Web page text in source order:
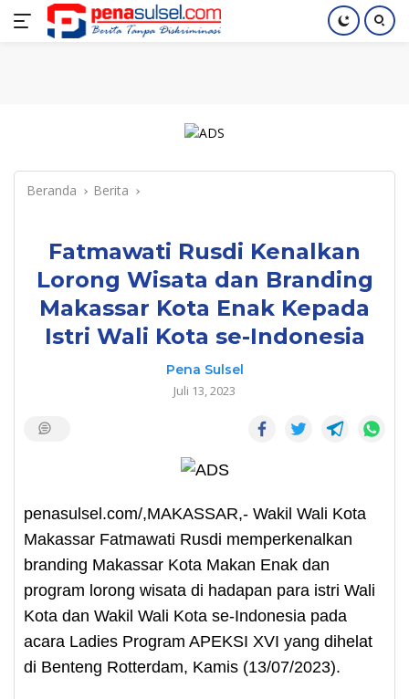
Langsung
Home Nasional Pendidikan Index
Beranda Berita
Fatmawati Rusdi Kenalkan
Lorong Wisata dan Branding
Makassar Kota Enak Kepada
Istri Wali Kota se-Indonesia
Pena Sulsel
Juli 13, 2023
penasulsel.com/,MAKASSAR,- Wakil Wali Kota
Makassar Fatmawati Rusdi memperkenalkan
branding Makassar Kota Makan Enak dan
program lorong wisata di hadapan para istri Wali
Kota dan Wakil Wali Kota se-Indonesia pada
acara Ladies Program APEKSI XVI yang dihelat
di Benteng Rotterdam, Kamis (13/07/2023).